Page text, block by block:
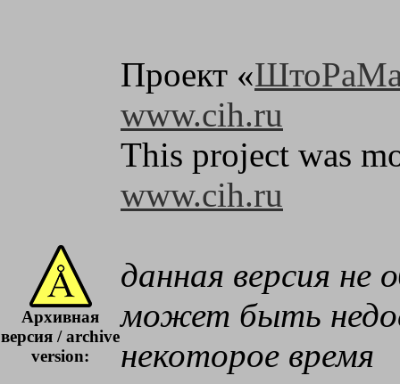
Архивная
версия / archive
version:
Проект «
www.cih.ru
This project was
www.cih.ru
данная версия не
может быть
некоторое время